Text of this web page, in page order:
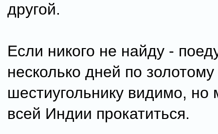
другой.
Если никого не найду -
несколько дней по золотому
шестиугольнику видимо, но
всей Индии прокатиться.